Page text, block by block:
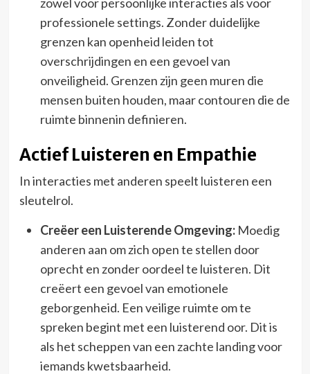
professionele settings. Zonder duidelijke
grenzen kan openheid leiden tot
overschrijdingen en een gevoel van
onveiligheid. Grenzen zijn geen muren die
mensen buiten houden, maar contouren die de
ruimte binnenin definieren.
Actief Luisteren en Empathie
In interacties met anderen speelt luisteren een
sleutelrol.
Creëer een Luisterende Omgeving:Moedig
anderen aan om zich open te stellen door
oprecht en zonder oordeel te luisteren. Dit
creëert een gevoel van emotionele
geborgenheid. Een veilige ruimte om te
spreken begint met een luisterend oor. Dit is
als het scheppen van een zachte landing voor
iemands kwetsbaarheid.